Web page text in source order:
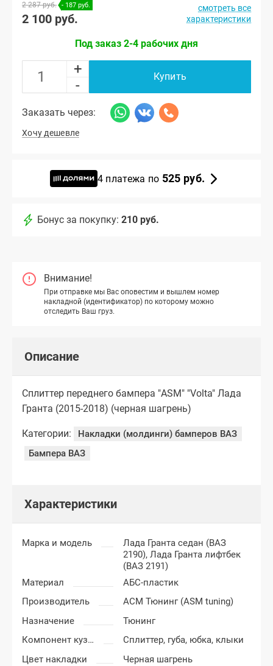
2 287 руб. - 187 руб.
2 100 руб.
смотреть все
характеристики
Под заказ 2-4 рабочих дня
+
-
Купить
Заказать через:
Хочу дешевле
4 платежа по 525 руб.
Бонус за покупку: 210 руб.
Внимание!
При отправке мы Вас оповестим и вышлем номер
накладной (идентификатор) по которому можно
отследить Ваш груз.
Описание
Сплиттер переднего бампера "ASM" "Volta" Лада
Гранта (2015-2018) (черная шагрень)
Категории:
Накладки (молдинги) бамперов ВАЗ
Бампера ВАЗ
Характеристики
Марка и модель
Лада Гранта седан (ВАЗ
2190),Лада Гранта лифтбек
(ВАЗ 2191)
Материал
АБС-пластик
Производитель
АСМ Тюнинг (ASM tuning)
Назначение
Тюнинг
Компонент кузова
Сплиттер, губа, юбка, клыки
Цвет накладки
Черная шагрень